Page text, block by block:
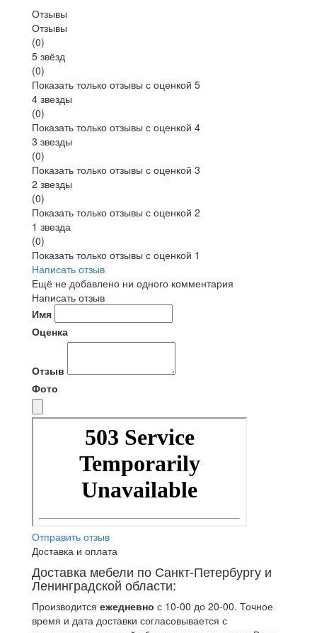
Отзывы
Отзывы
(0)
5 звёзд
(0)
Показать только отзывы с оценкой 5
4 звезды
(0)
Показать только отзывы с оценкой 4
3 звезды
(0)
Показать только отзывы с оценкой 3
2 звезды
(0)
Показать только отзывы с оценкой 2
1 звезда
(0)
Показать только отзывы с оценкой 1
Написать отзыв
Ещё не добавлено ни одного комментария
Написать отзыв
Имя
Оценка
Отзыв
Фото
Отправить отзыв
Доставка и оплата
Доставка мебели по Санкт-Петербургу и
Ленинградской области:
Производится ежедневно с 10-00 до 20-00. Точное
время и дата доставки согласовывается с